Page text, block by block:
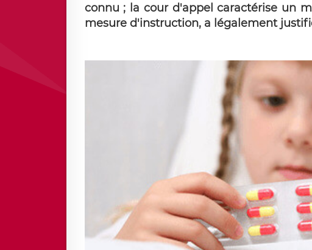
connu ; la cour d'appel caractérise un
mesure d'instruction, a légalement